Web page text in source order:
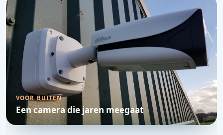
VOOR BUITEN
Een camera die jaren meegaat